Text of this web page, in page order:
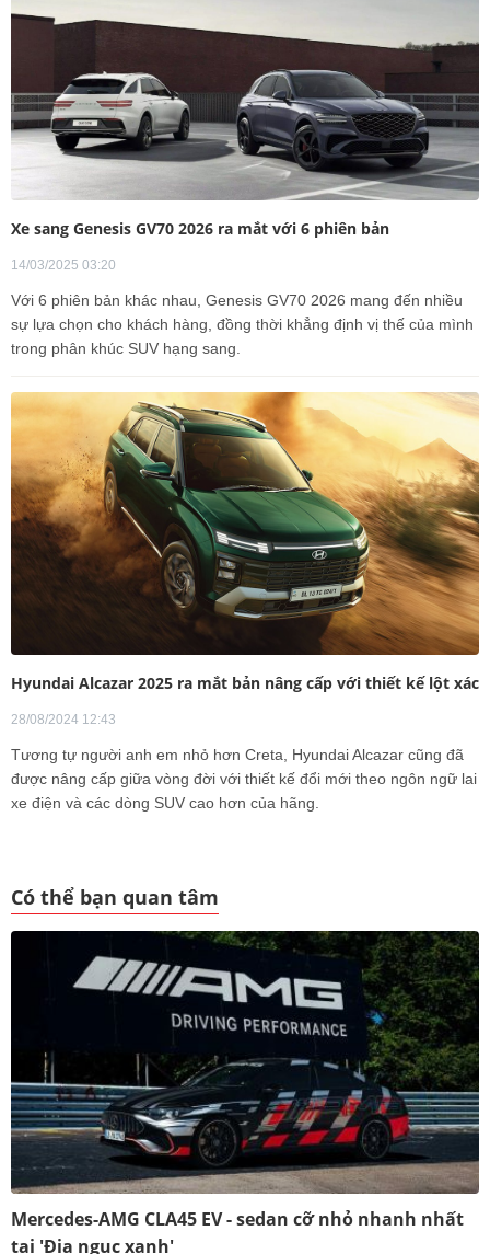
Xe sang Genesis GV70 2026 ra mắt với 6 phiên bản
14/03/2025 03:20
Với 6 phiên bản khác nhau, Genesis GV70 2026 mang đến nhiều
sự lựa chọn cho khách hàng, đồng thời khẳng định vị thế của mình
trong phân khúc SUV hạng sang.
Hyundai Alcazar 2025 ra mắt bản nâng cấp với thiết kế lột xác
28/08/2024 12:43
Tương tự người anh em nhỏ hơn Creta, Hyundai Alcazar cũng đã
được nâng cấp giữa vòng đời với thiết kế đổi mới theo ngôn ngữ lai
xe điện và các dòng SUV cao hơn của hãng.
Có thể bạn quan tâm
Mercedes-AMG CLA45 EV - sedan cỡ nhỏ nhanh nhất
tại 'Địa ngục xanh'